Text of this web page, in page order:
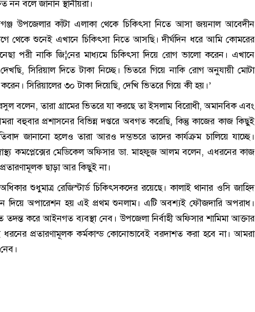
নন বলে জানান স্থানীয়রা।
উপজেলার কাঁটা এলাকা থেকে চিকিৎসা নিতে আসা জয়নাল আবেদীন
থেকে শুনেই এখানে চিকিৎসা নিতে আসছি। দীর্ঘদিন ধরে আমি কোমরের
পরী নাকি জি¦নের মাধ্যমে চিকিৎসা দিয়ে রোগ ভালো করেন। এখানে
সিরিয়াল দিতে টাকা নিচ্ছে। ভিতরে গিয়ে নাকি রোগ অনুযায়ী মোটা
করেন। সিরিয়ালের ৩০ টাকা দিয়েছি, দেখি ভিতরে গিয়ে কী হয়।’
বলেন, তারা গ্রামের ভিতরে যা করছে তা ইসলাম বিরোধী, অমানবিক এবং
বহুবার প্রশাসনের বিভিন্ন দপ্তরে অবগত করেছি, কিন্তু কাজের কাজ কিছুই
জানানো হলেও তারা আরও দম্ভভরে তাদের কার্যক্রম চালিয়ে যাচ্ছে।
কমপ্লেক্সের মেডিকেল অফিসার ডা. মাহফুজ আলম বলেন, এধরনের কাজ
প্রতারণামূলক ছাড়া আর কিছুই না।
শুধুমাত্র রেজিস্টার্ড চিকিৎসকদের রয়েছে। কালাই থানার ওসি জাহিদ
দিয়ে অপারেশন হয় এই প্রথম শুনলাম। এটি অবশ্যই ফৌজদারি অপরাধ।
তদন্ত করে আইনগত ব্যবস্থা নেব। উপজেলা নির্বাহী অফিসার শামিমা আক্তার
প্রতারণামূলক কর্মকান্ড কোনোভাবেই বরদাশত করা হবে না। আমরা